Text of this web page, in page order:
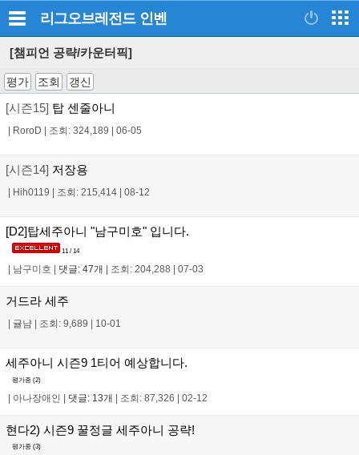
리그오브레전드 인벤
[챔피언 공략/카운터픽]
평가 조회 갱신
[시즌15] 탑 센줄아니
RoroD 조회: 324,189 06-05
[시즌14] 저장용
Hih0119 조회: 215,414 08-12
[D2]탑세주아니 "남구미호" 입니다.
11 / 14
남구미호 댓글: 47개 조회: 204,288 07-03
거드라 세주
귤냠 조회: 9,689 10-01
세주아니 시즌9 1티어 예상합니다.
평가중 (2)
| 아나장애인 | 댓글: 13개 | 조회: 87,326 | 02-12
현다2) 시즌9 꿀정글 세주아니 공략!
평가중 (3)